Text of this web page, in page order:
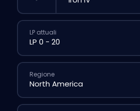
LP attuali
Regione